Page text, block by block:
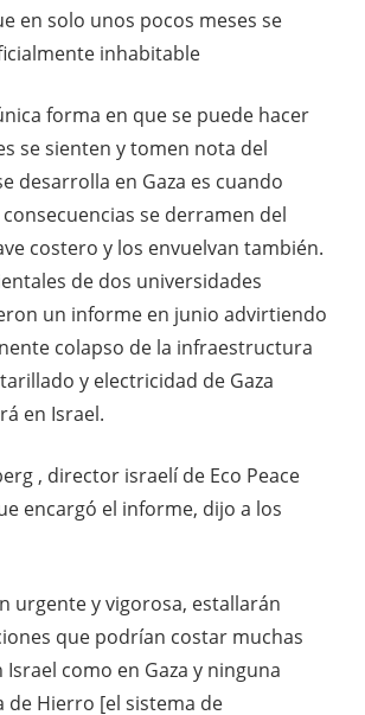
en solo unos pocos meses se
inhabitable
forma en que se puede hacer
se sienten y tomen nota del
desarrolla en Gaza es cuando
se derramen del
costero y los envuelvan también.
de dos universidades
un informe en junio advirtiendo
colapso de la infraestructura
y electricidad de Gaza
en Israel.
, director israelí de Eco Peace
encargó el informe, dijo a los
urgente y vigorosa, estallarán
que podrían costar muchas
como en Gaza y ninguna
de Hierro [el sistema de